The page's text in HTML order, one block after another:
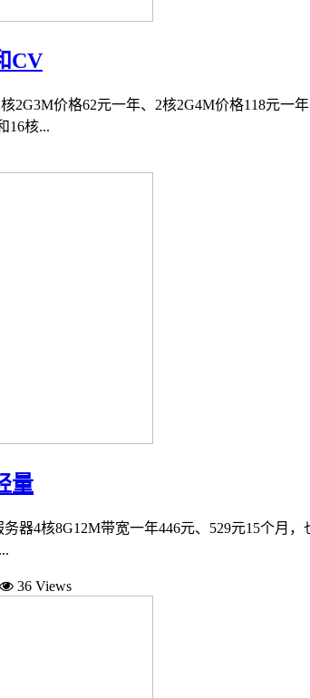
CV
2G3M价格62元一年、2核2G4M价格118元一
16核...
量
器4核8G12M带宽一年446元、529元15个月
36 Views